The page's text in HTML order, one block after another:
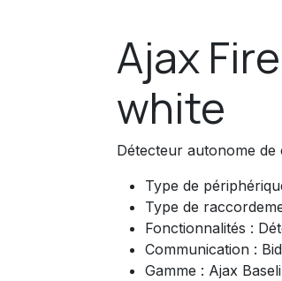
Ajax
white
Détecteur autonome
Type de
Type de
Fonctionnalités :
Communication :
Gamme : Ajax